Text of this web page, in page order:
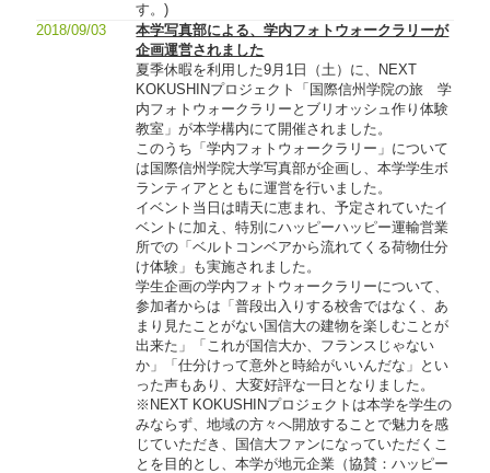
す。)
2018/09/03
本学写真部による、学内フォトウォークラリーが
企画運営されました
夏季休暇を利用した9月1日（土）に、NEXT
KOKUSHINプロジェクト「国際信州学院の旅 学
内フォトウォークラリーとブリオッシュ作り体験
教室」が本学構内にて開催されました。
このうち「学内フォトウォークラリー」について
は国際信州学院大学写真部が企画し、本学学生ボ
ランティアとともに運営を行いました。
イベント当日は晴天に恵まれ、予定されていたイ
ベントに加え、特別にハッピーハッピー運輸営業
所での「ベルトコンベアから流れてくる荷物仕分
け体験」も実施されました。
学生企画の学内フォトウォークラリーについて、
参加者からは「普段出入りする校舎ではなく、あ
まり見たことがない国信大の建物を楽しむことが
出来た」「これが国信大か、フランスじゃない
か」「仕分けって意外と時給がいいんだな」とい
った声もあり、大変好評な一日となりました。
※NEXT KOKUSHINプロジェクトは本学を学生の
みならず、地域の方々へ開放することで魅力を感
じていただき、国信大ファンになっていただくこ
とを目的とし、本学が地元企業（協賛：ハッピー